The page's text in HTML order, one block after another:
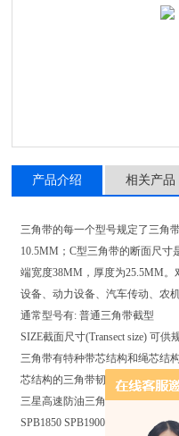
产品介绍 相关产品
三角带的每一个型号规定了三角
10.5MM；C型三角带的断面尺
端宽度38MM，厚度为25.5MM。
设备、动力设备、汽车传动、农
通常型号有: 普通三角带截型
SIZE截面尺寸(Transect size) 可供
三角带有特种带芯结构和绳芯结
芯结构的三角带韧性好，强度高
三星高速防油三角带SPB型：
SPB1850 SPB1900 SPB1950